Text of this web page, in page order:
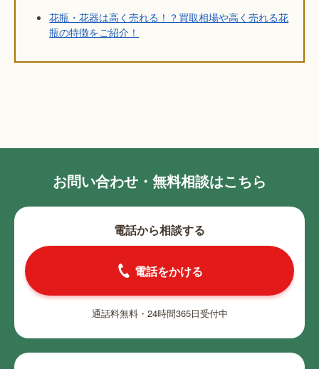
花瓶・花器は高く売れる！？買取相場や高く売れる花
瓶の特徴をご紹介！
お問い合わせ・無料相談はこちら
電話から相談する
電話をかける
通話料無料・24時間365日受付中